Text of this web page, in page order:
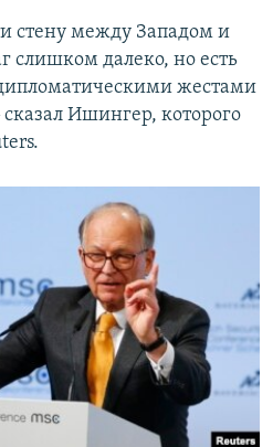
стену между Западом и
слишком далеко, но есть
жестами
Ишингер, которого